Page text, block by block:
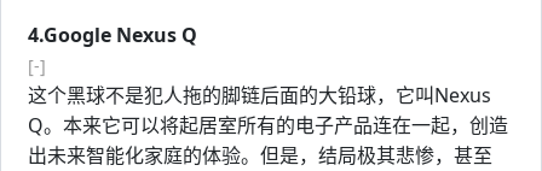
4.Google Nexus Q
[-]
这个黑球不是犯人拖的脚链后面的大铅球，它叫Nexus
Q。本来它可以将起居室所有的电子产品连在一起，创造
出未来智能化家庭的体验。但是，结局极其悲惨，甚至